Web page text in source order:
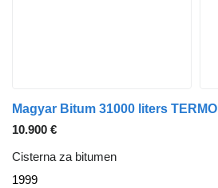
Magyar Bitum 31000 liters TERMO
10.900 €
Cisterna za bitumen
1999